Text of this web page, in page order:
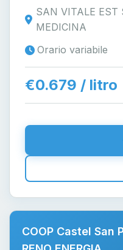
SAN VITALE EST
MEDICINA
Orario variabile
€0.679 / litro
COOP Castel San